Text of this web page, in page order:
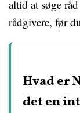
altid at søge
rådgivere, før
Hvad er
det en